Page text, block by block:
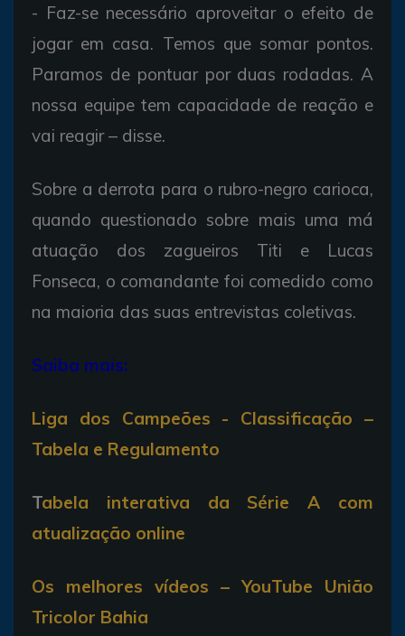
- Faz-se necessário aproveitar o efeito de
jogar em casa. Temos que somar pontos.
Paramos de pontuar por duas rodadas. A
nossa equipe tem capacidade de reação e
vai reagir – disse.
Sobre a derrota para o rubro-negro carioca,
quando questionado sobre mais uma má
atuação dos zagueiros Titi e Lucas
Fonseca, o comandante foi comedido como
na maioria das suas entrevistas coletivas.
Saiba mais:
Liga dos Campeões - Classificação –
Tabela e Regulamento
Tabela interativa da Série A com
atualização online
Os melhores vídeos – YouTube União
Tricolor Bahia